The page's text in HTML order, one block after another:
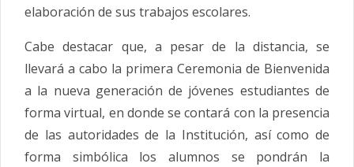
elaboración de sus trabajos escolares.
Cabe destacar que, a pesar de la distancia, se
llevará a cabo la primera Ceremonia de Bienvenida
a la nueva generación de jóvenes estudiantes de
forma virtual, en donde se contará con la presencia
de las autoridades de la Institución, así como de
forma simbólica los alumnos se pondrán la